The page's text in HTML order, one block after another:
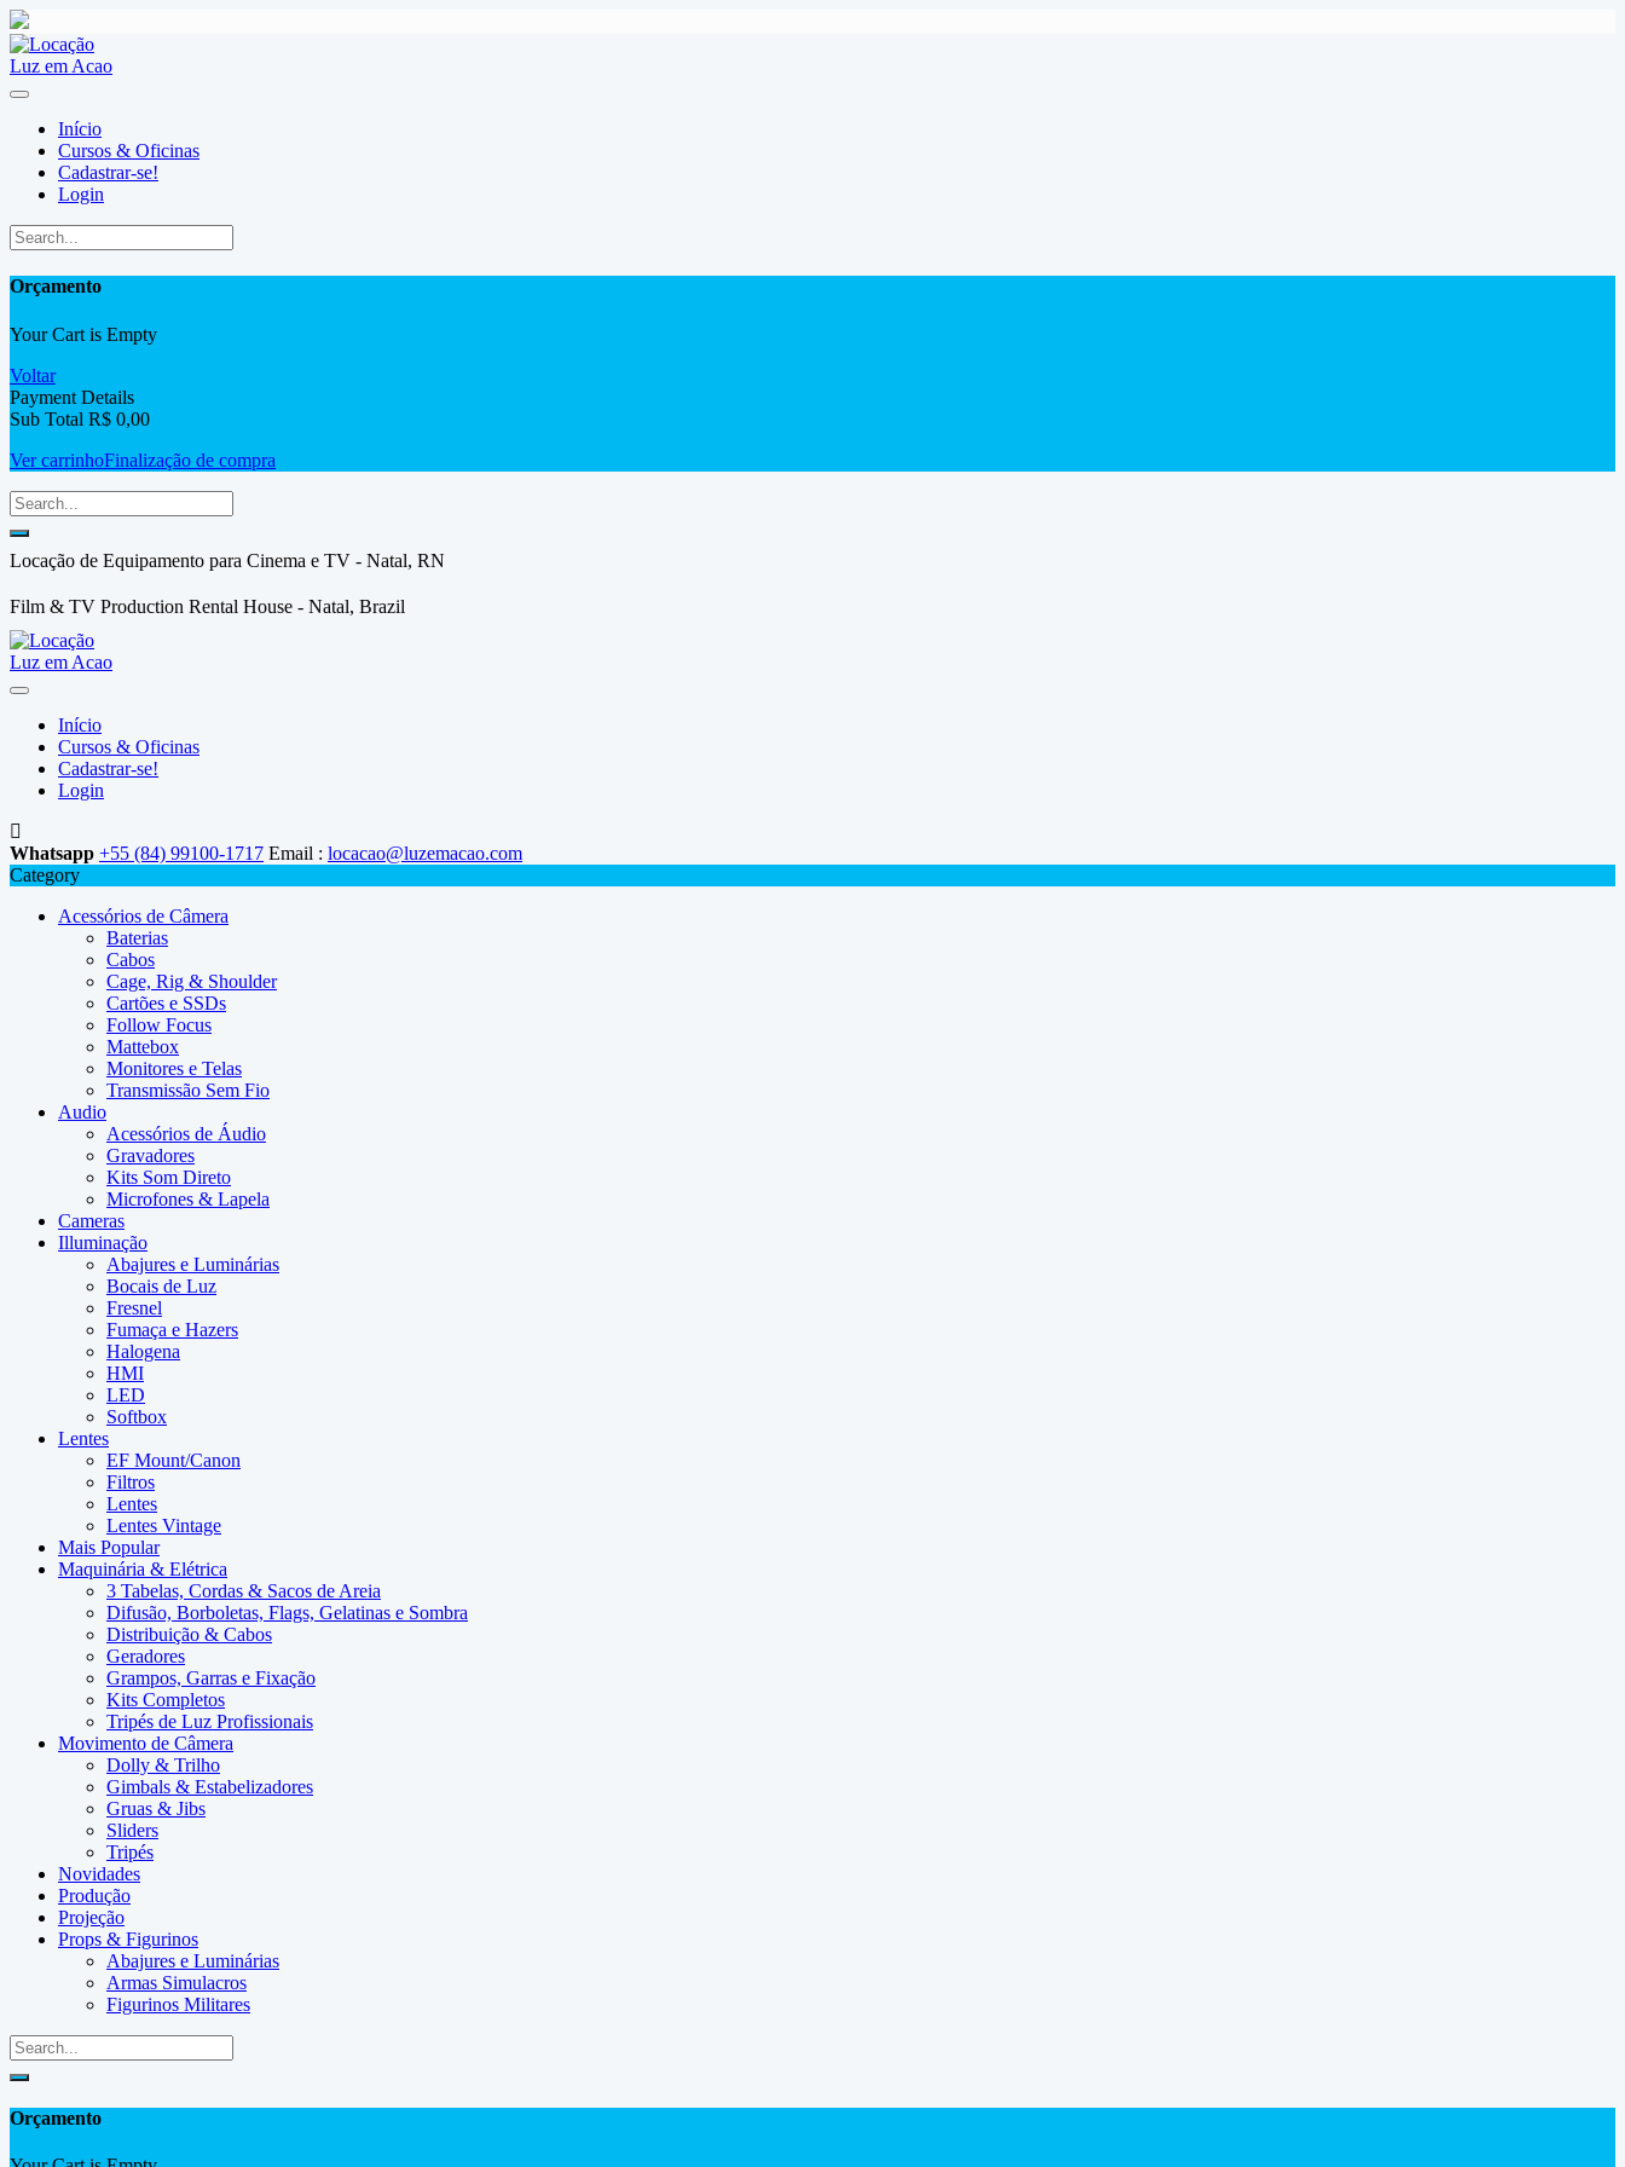
Skip
to
content
Início
Cursos & Oficinas
Cadastrar-se!
Login
Orçamento
Your Cart is Empty
Voltar
Payment Details
Sub Total R$ 0,00
Ver carrinhoFinalização de compra
Locação de Equipamento para Cinema e TV - Natal, RN
Film & TV Production Rental House - Natal, Brazil
Início
Cursos & Oficinas
Cadastrar-se!
Login
Whatsapp +55 (84) 99100-1717 Email : locacao@luzemacao.com
Category
Acessórios de Câmera
Baterias
Cabos
Cage, Rig & Shoulder
Cartões e SSDs
Follow Focus
Mattebox
Monitores e Telas
Transmissão Sem Fio
Audio
Acessórios de Áudio
Gravadores
Kits Som Direto
Microfones & Lapela
Cameras
Illuminação
Abajures e Luminárias
Bocais de Luz
Fresnel
Fumaça e Hazers
Halogena
HMI
LED
Softbox
Lentes
EF Mount/Canon
Filtros
Lentes
Lentes Vintage
Mais Popular
Maquinária & Elétrica
3 Tabelas, Cordas & Sacos de Areia
Difusão, Borboletas, Flags, Gelatinas e Sombra
Distribuição & Cabos
Geradores
Grampos, Garras e Fixação
Kits Completos
Tripés de Luz Profissionais
Movimento de Câmera
Dolly & Trilho
Gimbals & Estabelizadores
Gruas & Jibs
Sliders
Tripés
Novidades
Produção
Projeção
Props & Figurinos
Abajures e Luminárias
Armas Simulacros
Figurinos Militares
Orçamento